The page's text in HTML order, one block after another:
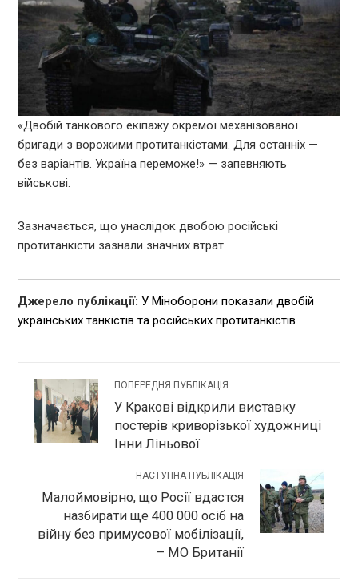
«Двобій танкового екіпажу окремої механізованої
бригади з ворожими протитанкістами. Для останніх —
без варіантів. Україна переможе!» — запевняють
військові.
Зазначається, що унаслідок двобою російські
протитанкісти зазнали значних втрат.
Джерело публікації: У Міноборони показали двобій
українських танкістів та російських протитанкістів
ПОПЕРЕДНЯ ПУБЛІКАЦІЯ
У Кракові відкрили виставку
постерів криворізької художниці
Інни Ліньової
НАСТУПНА ПУБЛІКАЦІЯ
Малоймовірно, що Росії вдастся
назбирати ще 400 000 осіб на
війну без примусової мобілізації,
– МО Британії